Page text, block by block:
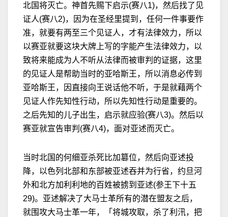
北国将灭亡。神首先赐下启示(赛八1)，然后找了见
证人(赛八2)，因为在圣经里提到，任何一件事要作
准，就要有两至三个见证人，才有法律效力，所以
以赛亚就要这块大牌上写的字能产生法律效力，以
致将来能成为人不听从法律而被审判的证据，这里
的见证人是帮助当时的亚哈斯王，所以消息必传到
亚哈斯王，因直接向王说话他不听，于是就藉两个
见证人作先知性行动，所以先知性行动是重要的。
之后先知的儿子出生，启示就应验(赛八3)。然后以
赛亚就宣告审判(赛八4)，面对亚述而灭亡。
当时北国的何细亚杀死比加篡位，然后向亚述投
降，以色列北部和东部被亚述吞并为行省，约旦河
外和北方加利利地的百姓被掳到亚述(参王下十五
29)。亚述解决了大马士革所有的潜在盟友之后，
就围攻大马士革一年，「将城攻取，杀了利汛，把